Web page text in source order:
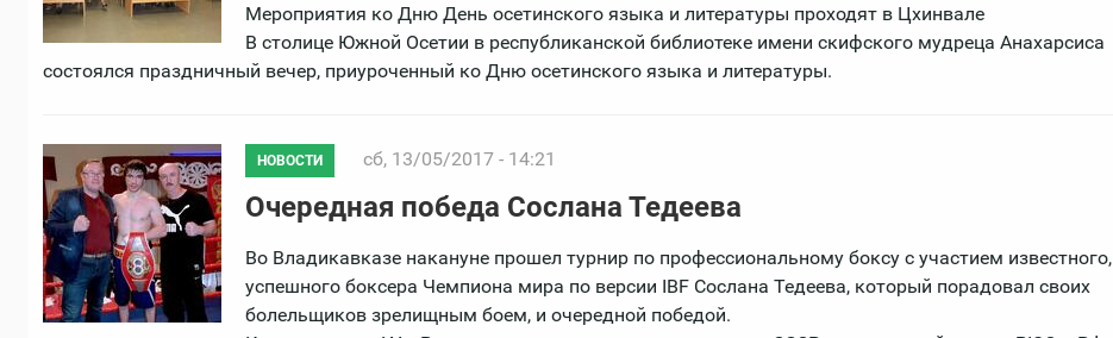
Мероприятия ко Дню День осетинского языка и литературы проходят в Цхинвале
В столице Южной Осетии в республиканской библиотеке имени скифского мудреца Анахарсиса
состоялся праздничный вечер, приуроченный ко Дню осетинского языка и литературы.
НОВОСТИ сб, 13/05/2017 - 14:21
Очередная победа Сослана Тедеева
Во Владикавказе накануне прошел турнир по профессиональному боксу с участием известного,
успешного боксера Чемпиона мира по версии IBF Сослана Тедеева, который порадовал своих
болельщиков зрелищным боем, и очередной победой.